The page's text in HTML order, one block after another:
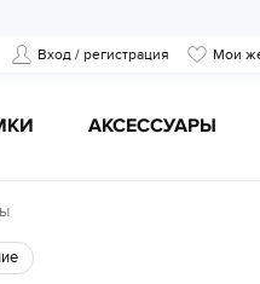
Вход / регистрация Мои
АКСЕССУАРЫ